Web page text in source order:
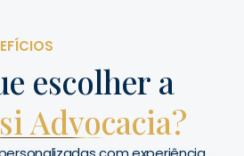
escolher a
Advocacia?